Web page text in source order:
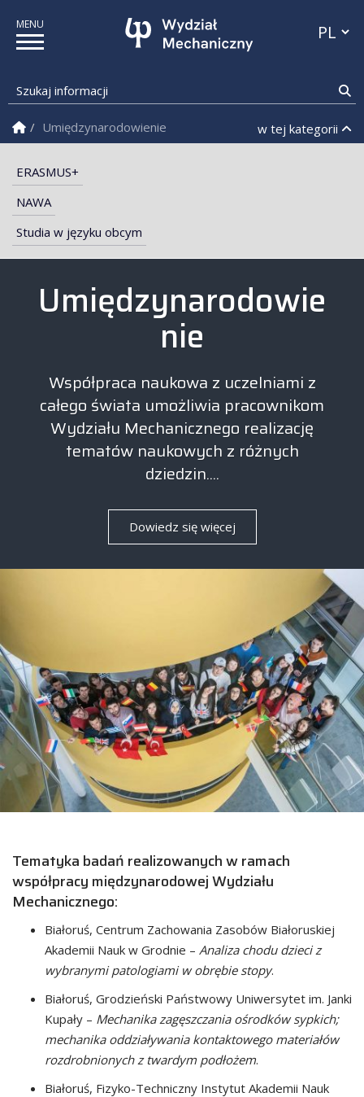
Szukaj informacji
Strona Główna
Umiędzynarodowienie w tej kategorii
ERASMUS+
NAWA
Studia w języku obcym
Wydział Mechaniczny PB
Umiędzynarodowie
nie
Współpraca naukowa z uczelniami z
całego świata umożliwia pracownikom
Wydziału Mechanicznego realizację
tematów naukowych z różnych
dziedzin....
Dowiedz się więcej
Tematyka badań realizowanych w ramach
współpracy międzynarodowej Wydziału
Mechanicznego:
Białoruś, Centrum Zachowania Zasobów Białoruskiej
Akademii Nauk w Grodnie – Analiza chodu dzieci z
wybranymi patologiami w obrębie stopy.
Białoruś, Grodzieński Państwowy Uniwersytet im. Janki
Kupały – Mechanika zagęszczania ośrodków sypkich;
mechanika oddziaływania kontaktowego materiałów
rozdrobnionych z twardym podłożem.
Białoruś, Fizyko-Techniczny Instytut Akademii Nauk